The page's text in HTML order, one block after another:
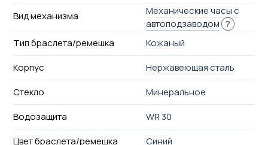
Вид механизма
Механические часы с
автоподзаводом ?
Тип браслета/ремешка
Кожаный
Корпус
Нержавеющая сталь
Стекло
Минеральное
Водозащита
WR 30
Цвет браслета/ремешка
Синий